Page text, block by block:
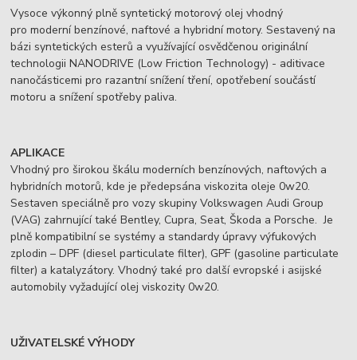
Vysoce výkonný plně syntetický motorový olej vhodný
pro moderní benzínové, naftové a hybridní motory. Sestavený na
bázi syntetických esterů a využívající osvědčenou originální
technologii NANODRIVE (Low Friction Technology) - aditivace
nanočásticemi pro razantní snížení tření, opotřebení součástí
motoru a snížení spotřeby paliva.
APLIKACE
Vhodný pro širokou škálu moderních benzínových, naftových a
hybridních motorů, kde je předepsána viskozita oleje 0w20.
Sestaven speciálně pro vozy skupiny Volkswagen Audi Group
(VAG) zahrnující také Bentley, Cupra, Seat, Škoda a Porsche. Je
plně kompatibilní se systémy a standardy úpravy výfukových
zplodin – DPF (diesel particulate filter), GPF (gasoline particulate
filter) a katalyzátory. Vhodný také pro další evropské i asijské
automobily vyžadující olej viskozity 0w20.
UŽIVATELSKÉ VÝHODY